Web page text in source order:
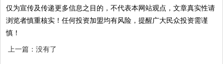
仅为宣传及传递更多信息之目的，不代表本网站观点，文章真实性请
浏览者慎重核实！任何投资加盟均有风险，提醒广大民众投资需谨
慎！
上一篇：没有了